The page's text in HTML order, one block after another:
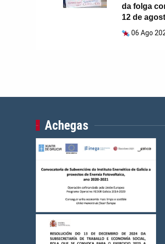
da folga
12 de
06 Ago
Achegas